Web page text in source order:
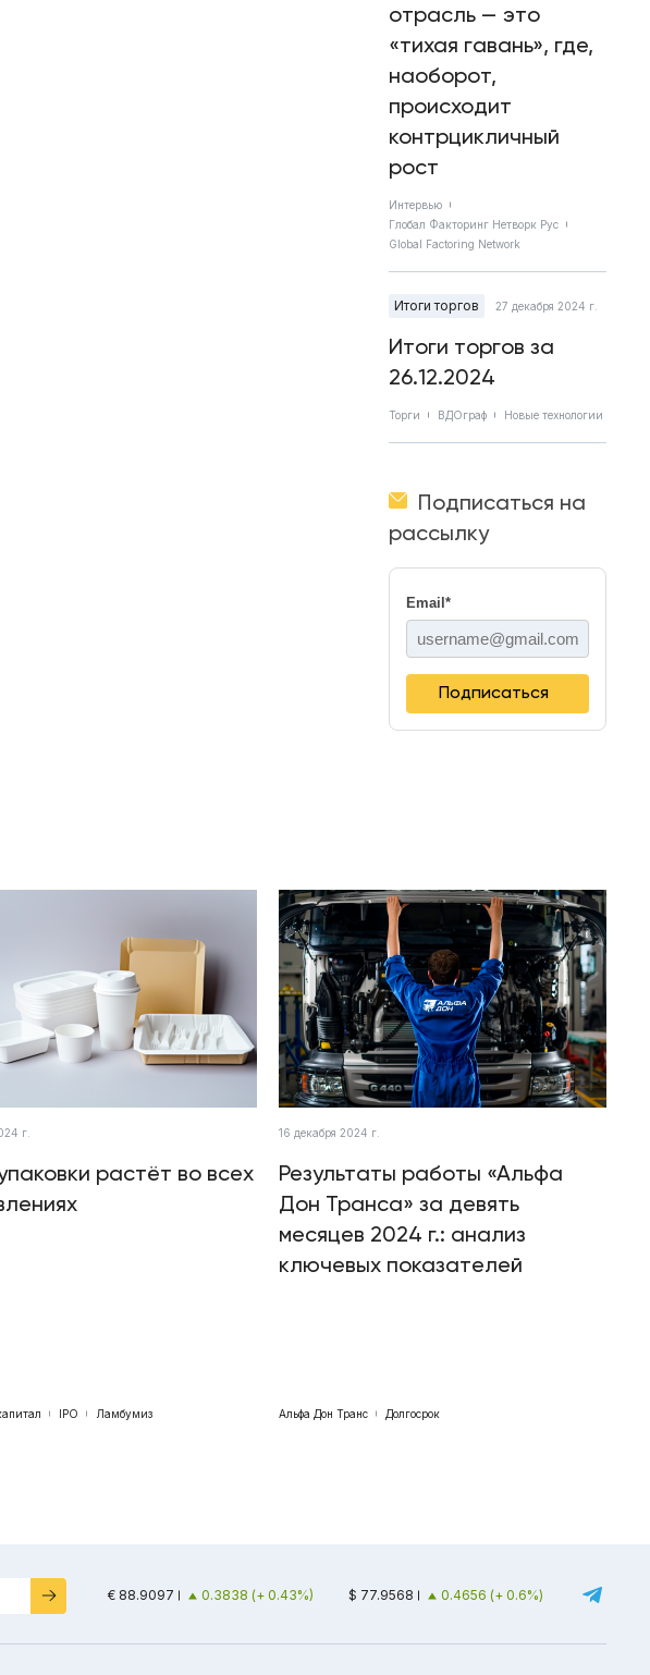
отрасль — это
«тихая гавань», где,
наоборот,
происходит
контрцикличный
рост
Интервью
Глобал Факторинг Нетворк Рус
Global Factoring Network
Итоги торгов 27 декабря 2024 г.
Итоги торгов за
26.12.2024
Торги ВДОграф Новые технологии
Подписаться на
рассылку
Email *
Подписаться
г.
растёт во всех
IPO Ламбумиз
16 декабря 2024 г.
Результаты работы «Альфа
Дон Транса» за девять
месяцев 2024 г.: анализ
ключевых показателей
Альфа Дон Транс Долгосрок
€ 88.9097 0.3838 (+ 0.43%) $ 77.9568 0.4656 (+ 0.6%)